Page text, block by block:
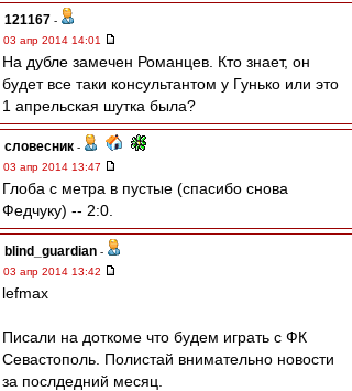
121167 -
03 апр 2014 14:01
На дубле замечен Романцев. Кто знает, он
будет все таки консультантом у Гунько или это
1 апрельская шутка была?
словесник -
03 апр 2014 13:47
Глоба с метра в пустые (спасибо снова
Федчуку) -- 2:0.
blind_guardian -
03 апр 2014 13:42
lefmax
Писали на доткоме что будем играть с ФК
Севастополь. Полистай внимательно новости
за послдедний месяц.